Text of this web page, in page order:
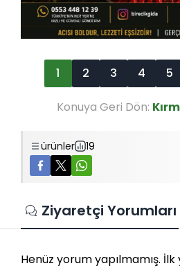
1 2 3 4 5
Konuya Geri Dön:
ürünler 19
Ziyaretçi Yorumları
Henüz yorum yapılmamış.